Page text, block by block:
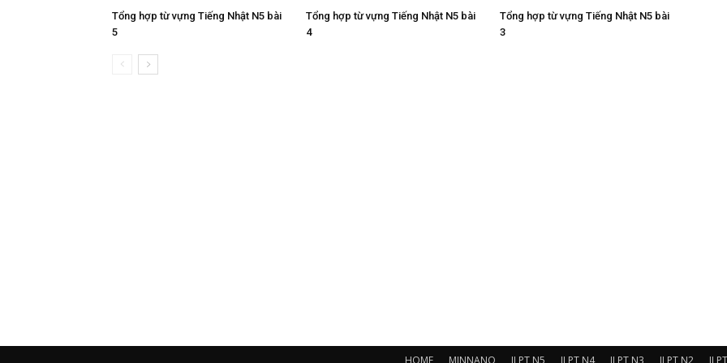
Tổng hợp từ vựng Tiếng Nhật N5 bài
5
Tổng hợp từ vựng Tiếng Nhật N5 bài
4
Tổng hợp từ vựng Tiếng Nhật N5 bài
3
HOME MINNANO JLPT N5 JLPT N4 JLPT N3 JLPT N2